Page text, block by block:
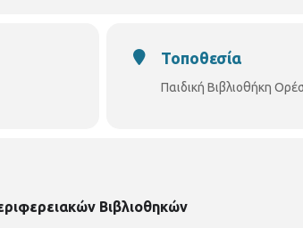
Τοποθεσία
Παιδική Βιβλιοθήκη
Βιβλιοθηκών